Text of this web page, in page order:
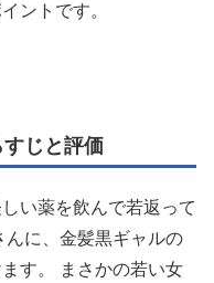
ントです。
すじと評価
い薬を飲んで若返って
んに、金髪黒ギャルの
す。 まさかの若い女